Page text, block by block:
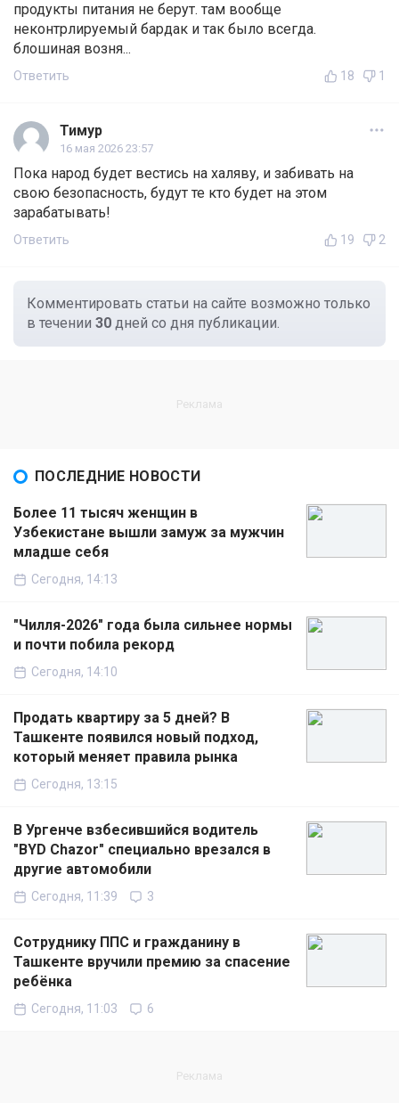
продукты питания не берут. там вообще
неконтрлируемый бардак и так было всегда.
блошиная возня...
Ответить 18 1
Тимур
16 мая 2026 23:57
Пока народ будет вестись на халяву, и забивать на
свою безопасность, будут те кто будет на этом
зарабатывать!
Ответить 19 2
Комментировать статьи на сайте возможно только
в течении 30 дней со дня публикации.
ПОСЛЕДНИЕ НОВОСТИ
Более 11 тысяч женщин в
Узбекистане вышли замуж за мужчин
младше себя
Сегодня, 14:13
"Чилля-2026" года была сильнее нормы
и почти побила рекорд
Сегодня, 14:10
Продать квартиру за 5 дней? В
Ташкенте появился новый подход,
который меняет правила рынка
Сегодня, 13:15
В Ургенче взбесившийся водитель
"BYD Chazor" специально врезался в
другие автомобили
Сегодня, 11:39 3
Сотруднику ППС и гражданину в
Ташкенте вручили премию за спасение
ребёнка
Сегодня, 11:03 6